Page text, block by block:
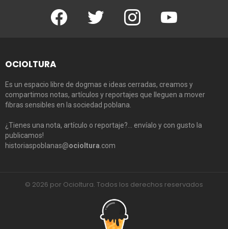
Facebook Twitter Instagram
OCIOLTURA
Es un espacio libre de dogmas e ideas cerradas, creamos y
compartimos notas, artículos y reportajes que lleguen a mover
fibras sensibles en la sociedad poblana.
¿Tienes una nota, artículo o reportaje?… envíalo y con gusto la
publicamos!
historiaspoblanas@ocioltura .com
© 2026 por Ocioltura. Todos los derechos reservados